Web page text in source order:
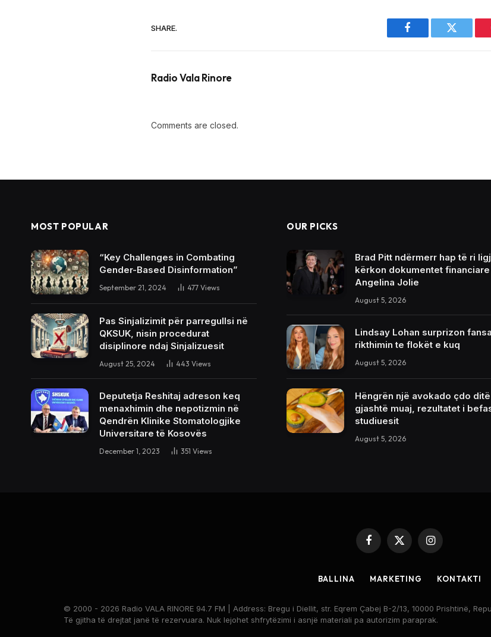
SHARE.
Facebook Twitter
Radio Vala Rinore
Comments are closed.
MOST POPULAR
“Key Challenges in Combating
Gender-Based Disinformation”
September 21, 2024 477 Views
Pas Sinjalizimit për parregullsi në
QKSUK, nisin procedurat
disiplinore ndaj Sinjalizuesit
August 25, 2024 443 Views
Deputetja Reshitaj adreson keq
menaxhimin dhe nepotizmin në
Qendrën Klinike Stomatologjike
Universitare të Kosovës
December 1, 2023 351 Views
OUR PICKS
Brad Pitt ndërmerr hap të ri
kërkon dokumentet
Angelina Jolie
August 5, 2026
Lindsay Lohan surprizon
rikthimin te flokët e kuq
August 5, 2026
Hëngrën një avokado çdo
gjashtë muaj, rezultatet i
studiuesit
August 5, 2026
Facebook
X
(Twitter)
Instagram
BALLINA MARKETING KONTAKTI
© 2000 - 2026 Radio VALA RINORE 94.7 FM | Address: Bregu i Diellit, str. Eqrem Çabej B-2/13, 10000 Prishtinë,
Të gjitha të drejtat janë të rezervuara. Nuk lejohet shfrytëzimi i asnjë materiali pa autorizim paraprak.